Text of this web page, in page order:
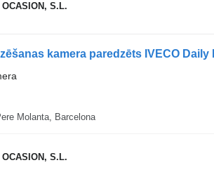
S.L.
kamera paredzēts IVECO
Molanta, Barcelona
S.L.